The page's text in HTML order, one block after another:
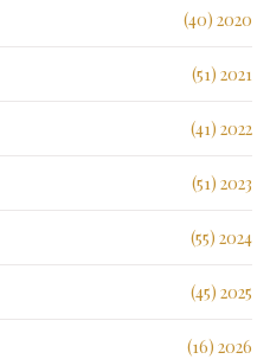
2020 (40)
2021 (51)
2022 (41)
2023 (51)
2024 (55)
2025 (45)
2026 (16)